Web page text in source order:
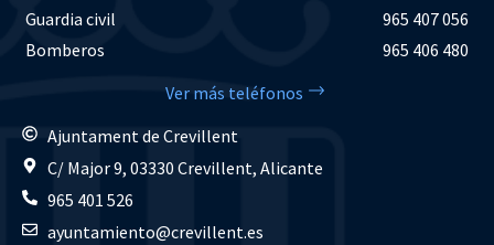
Guardia civil
965 407 056
Bomberos
965 406 480
Ver más teléfonos
Ajuntament de Crevillent
C/ Major 9, 03330 Crevillent, Alicante
965 401 526
ayuntamiento@crevillent.es